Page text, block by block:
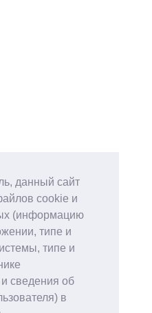
данный сайт
cookie и
(информацию
типе и
типе и
сведения об
в